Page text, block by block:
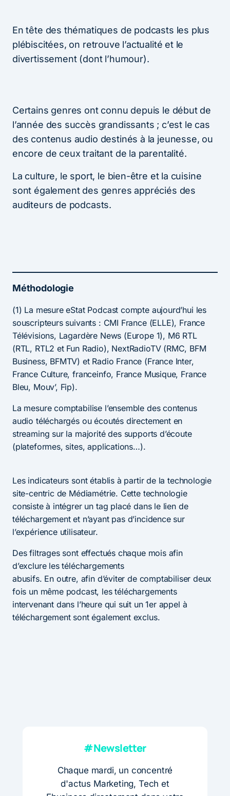
En tête des thématiques de podcasts les plus
plébiscitées, on retrouve l’actualité et le
divertissement (dont l’humour).
Certains genres ont connu depuis le début de
l’année des succès grandissants ; c’est le cas
des contenus audio destinés à la jeunesse, ou
encore de ceux traitant de la parentalité.
La culture, le sport, le bien-être et la cuisine
sont également des genres appréciés des
auditeurs de podcasts.
Méthodologie
(1) La mesure eStat Podcast compte aujourd’hui les
souscripteurs suivants : CMI France (ELLE), France
Télévisions, Lagardère News (Europe 1), M6 RTL
(RTL, RTL2 et Fun Radio), NextRadioTV (RMC, BFM
Business, BFMTV) et Radio France (France Inter,
France Culture, franceinfo, France Musique, France
Bleu, Mouv’, Fip).
La mesure comptabilise l’ensemble des contenus
audio téléchargés ou écoutés directement en
streaming sur la majorité des supports d’écoute
(plateformes, sites, applications…).
Les indicateurs sont établis à partir de la technologie
site-centric de Médiamétrie. Cette technologie
consiste à intégrer un tag placé dans le lien de
téléchargement et n’ayant pas d’incidence sur
l’expérience utilisateur.
Des filtrages sont effectués chaque mois afin
d’exclure les téléchargements
abusifs. En outre, afin d’éviter de comptabiliser deux
fois un même podcast, les téléchargements
intervenant dans l’heure qui suit un 1er appel à
téléchargement sont également exclus.
#Newsletter
Chaque mardi, un concentré
d'actus Marketing, Tech et